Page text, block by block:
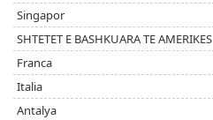
Singapor
SHTETET E BASHKUARA TE AMERIKES
Franca
Italia
Antalya